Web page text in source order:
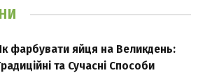
фарбувати яйця на Великдень:
та Сучасні Способи